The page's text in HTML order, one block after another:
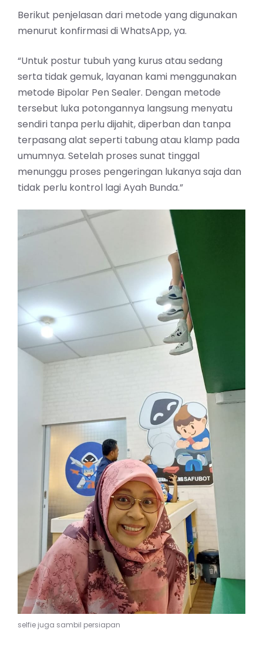
Berikut penjelasan dari metode yang digunakan
menurut konfirmasi di WhatsApp, ya.
“Untuk postur tubuh yang kurus atau sedang
serta tidak gemuk, layanan kami menggunakan
metode Bipolar Pen Sealer. Dengan metode
tersebut luka potongannya langsung menyatu
sendiri tanpa perlu dijahit, diperban dan tanpa
terpasang alat seperti tabung atau klamp pada
umumnya. Setelah proses sunat tinggal
menunggu proses pengeringan lukanya saja dan
tidak perlu kontrol lagi Ayah Bunda.”
selfie juga sambil persiapan